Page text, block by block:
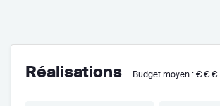
Réalisations Budget moyen : €€€